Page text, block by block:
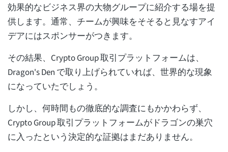
効果的なビジネス界の大物グループに紹介する場を提
供します。通常、チームが興味をそそると見なすアイ
デアにはスポンサーがつきます。
その結果、Crypto Group 取引プラットフォームは、
Dragon's Den で取り上げられていれば、世界的な現象
になっていたでしょう。
しかし、何時間もの徹底的な調査にもかかわらず、
Crypto Group 取引プラットフォームがドラゴンの巣穴
に入ったという決定的な証拠はまだありません。